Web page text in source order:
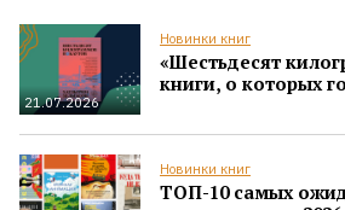
21.07.2026
Новинки книг
«Шестьдесят
книги, о которых
Новинки книг
ТОП-10 самых